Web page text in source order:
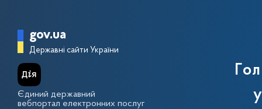
Головна сторінка Державної
gov.ua
Державні сайти України
Єдиний державний
вебпортал електронних послуг